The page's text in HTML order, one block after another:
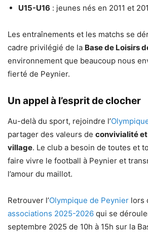
U15-U16 : jeunes nés en 2011 et
Les entraînements et les matchs se
cadre privilégié de la Base de Loisirs
environnement que beaucoup nous
fierté de Peynier.
Un appel à l’esprit de clocher
Au-delà du sport, rejoindre l’
partager des valeurs de convivialité
village. Le club a besoin de toutes et
faire vivre le football à Peynier et
l’amour du maillot.
Retrouver l’Olympique de Peynier lors
associations 2025-2026 qui se
septembre 2025 de 10h à 15h sur la